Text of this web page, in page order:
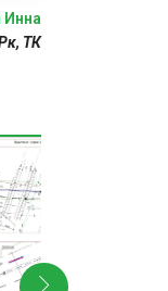
Инна
ТК